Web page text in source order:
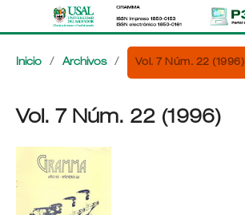
Inicio / Archivos / Vol. 7 Núm. 22 (1996)
Vol. 7 Núm. 22 (1996)